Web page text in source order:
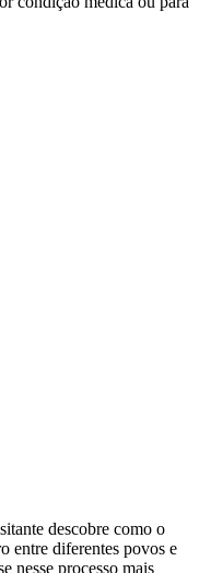
descobre como o
entre diferentes povos e
nesse processo mais